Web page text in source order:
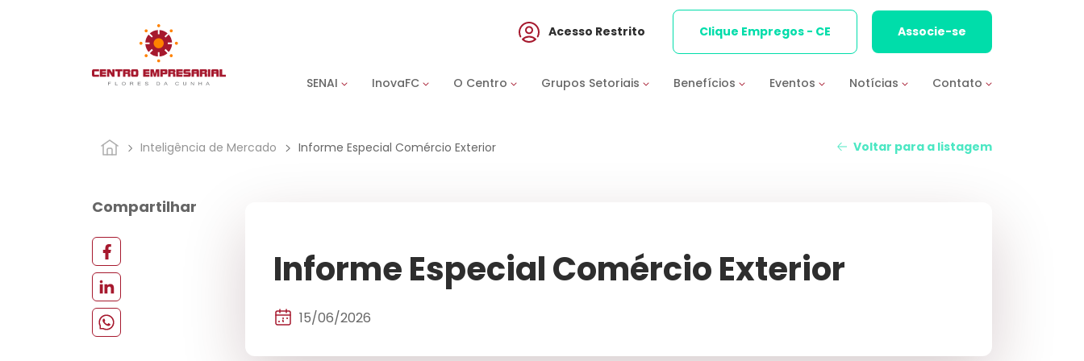
SENAI InovaFC O Centro Grupos Setoriais Benefícios Eventos Notícias Contato
Acesso Restrito Clique Empregos - CE Associe-se
Inteligência de Mercado Informe Especial Comércio Exterior Voltar para a listagem
Compartilhar
Informe Especial Comércio Exterior
15/06/2026